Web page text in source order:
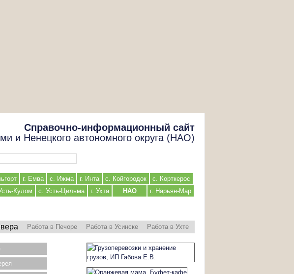
Справочно-информационный сайт
и Ненецкого автономного округа (НАО)
г. Емва с. Ижма г. Инта с. Койгородок
с. Корткерос
Кулом с. Усть-Цильма г. Ухта НАО г. Нарьян-Мар
Работа в Печоре Работа в Усинске Работа в Ухте